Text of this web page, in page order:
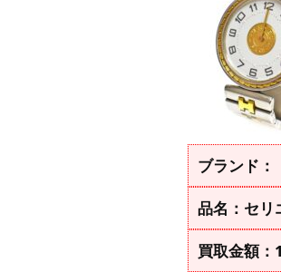
ブランド：
品名：セリ
買取金額：